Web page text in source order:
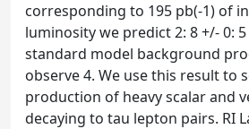
corresponding to 195 pb(-1) of
luminosity we predict 2: 8 +/- 0:
standard model background
observe 4. We use this result to
production of heavy scalar and
decaying to tau lepton pairs. RI